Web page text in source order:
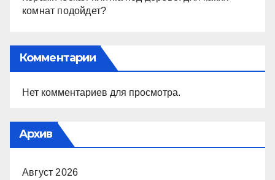
комнат подойдет?
Комментарии
Нет комментариев для просмотра.
Архив
Август 2026